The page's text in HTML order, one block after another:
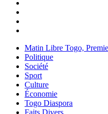
Matin Libre Togo,
Politique
Société
Sport
Culture
Économie
Togo Diaspora
Faits Divers